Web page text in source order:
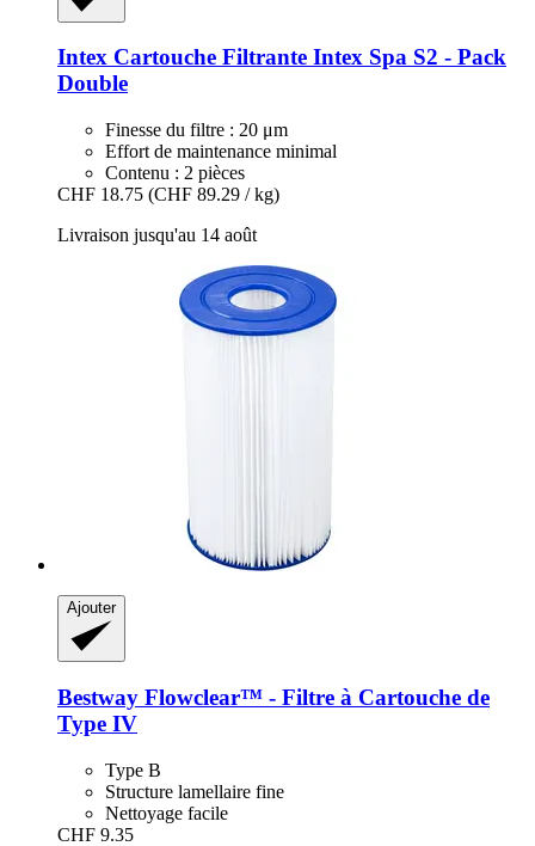
Intex Cartouche Filtrante Intex Spa S2 -​ Pack
Double
Finesse du filtre : 20 μm
Effort de maintenance minimal
Contenu : 2 pièces
CHF 18.75 (CHF 89.29 / kg)
Livraison jusqu'au 14 août
Ajouter
Bestway Flowclear™ -​ Filtre à Cartouche de
Type IV
Type B
Structure lamellaire fine
Nettoyage facile
CHF 9.35